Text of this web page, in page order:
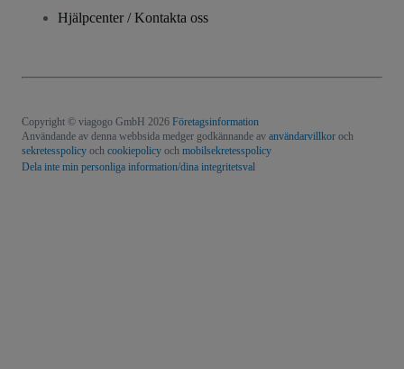
Hjälpcenter / Kontakta oss
Copyright © viagogo GmbH 2026 Företagsinformation
Användande av denna webbsida medger godkännande av användarvillkor och
sekretesspolicy och cookiepolicy och mobilsekretesspolicy
Dela inte min personliga information/dina integritetsval